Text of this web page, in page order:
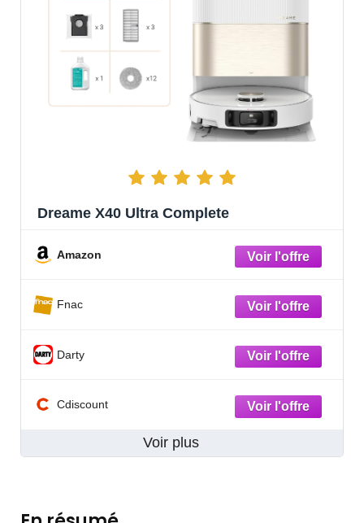
Dreame X40 Ultra Complete
Amazon
Fnac
Darty
Cdiscount
Voir plus